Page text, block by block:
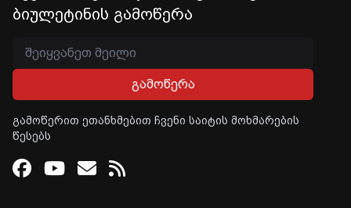
ბიულეტინის გამოწერა
გამოწერა
გამოწერით ეთანხმებით ჩვენი საიტის მოხმარების
წესებს
Facebook
Youtube
Email
RSS